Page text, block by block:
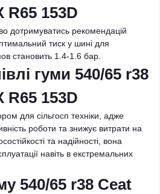
R65 153D
дотримуватись рекомендацій
тиск у шині для
становить 1.4-1.6 бар.
гуми 540/65 r38
R65 153D
для сільгосп техніки, адже
роботи та знижує витрати на
та надійності, вона
навіть в екстремальних
540/65 r38 Ceat